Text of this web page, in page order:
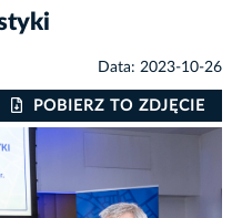
Data: 2023-10-26
POBIERZ TO ZDJĘCIE